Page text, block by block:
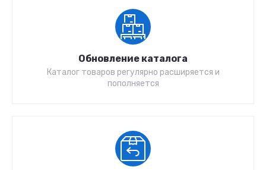
Обновление каталога
Каталог товаров регулярно расширяется и
пополняется